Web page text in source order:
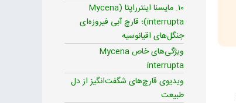
۱۰. مایسنا اینترراپتا (Mycena
interrupta)؛ قارچ آبی فیروزه‌ای
جنگل‌های اقیانوسیه
ویژگی‌های خاص Mycena
interrupta
ویدیوی قارچ‌های شگفت‌انگیز از دل
طبیعت